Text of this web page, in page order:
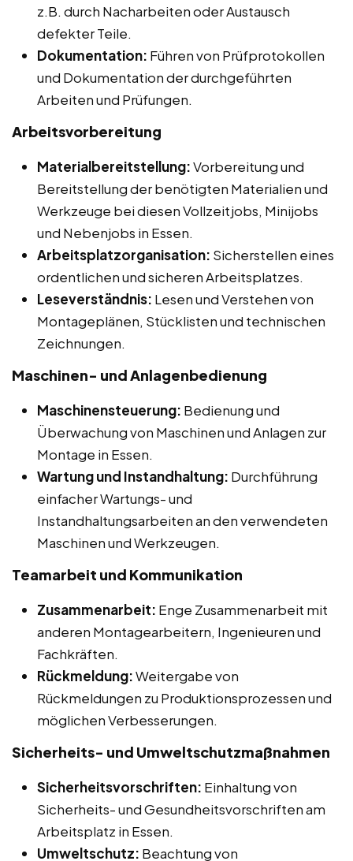
z.B. durch Nacharbeiten oder Austausch
defekter Teile.
Dokumentation: Führen von Prüfprotokollen
und Dokumentation der durchgeführten
Arbeiten und Prüfungen.
Arbeitsvorbereitung
Materialbereitstellung:Vorbereitung und
Bereitstellung der benötigten Materialien und
Werkzeuge bei diesen Vollzeitjobs, Minijobs
und Nebenjobs in Essen.
Arbeitsplatzorganisation: Sicherstellen eines
ordentlichen und sicheren Arbeitsplatzes.
Leseverständnis: Lesen und Verstehen von
Montageplänen, Stücklisten und technischen
Zeichnungen.
Maschinen- und Anlagenbedienung
Maschinensteuerung: Bedienung und
Überwachung von Maschinen und Anlagen zur
Montage in Essen.
Wartung und Instandhaltung: Durchführung
einfacher Wartungs- und
Instandhaltungsarbeiten an den verwendeten
Maschinen und Werkzeugen.
Teamarbeit und Kommunikation
Zusammenarbeit: Enge Zusammenarbeit mit
anderen Montagearbeitern, Ingenieuren und
Fachkräften.
Rückmeldung:Weitergabe von
Rückmeldungen zu Produktionsprozessen und
möglichen Verbesserungen.
Sicherheits- und Umweltschutzmaßnahmen
Sicherheitsvorschriften: Einhaltung von
Sicherheits- und Gesundheitsvorschriften am
Arbeitsplatz in Essen.
Umweltschutz: Beachtung von